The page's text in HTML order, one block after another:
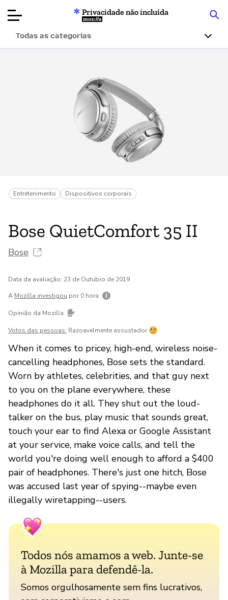
Artigos
Sobre
Doar
Privacidade não incluída
Mozilla
Todas as categorias
Entretenimento Dispositivos corporais
Bose QuietComfort 35 II
Bose
Data da avaliação: 23 de Outubro de 2019
A Mozilla investigou por 0 hora
Opinião da Mozilla
Votos das pessoas: Razoavelmente assustador
When it comes to pricey, high-end, wireless noise-
cancelling headphones, Bose sets the standard.
Worn by athletes, celebrities, and that guy next
to you on the plane everywhere, these
headphones do it all. They shut out the loud-
talker on the bus, play music that sounds great,
touch your ear to find Alexa or Google Assistant
at your service, make voice calls, and tell the
world you're doing well enough to afford a $400
pair of headphones. There's just one hitch, Bose
was accused last year of spying--maybe even
illegally wiretapping--users.
Todos nós amamos a web. Junte-se
à Mozilla para defendê-la.
Somos orgulhosamente sem fins lucrativos,